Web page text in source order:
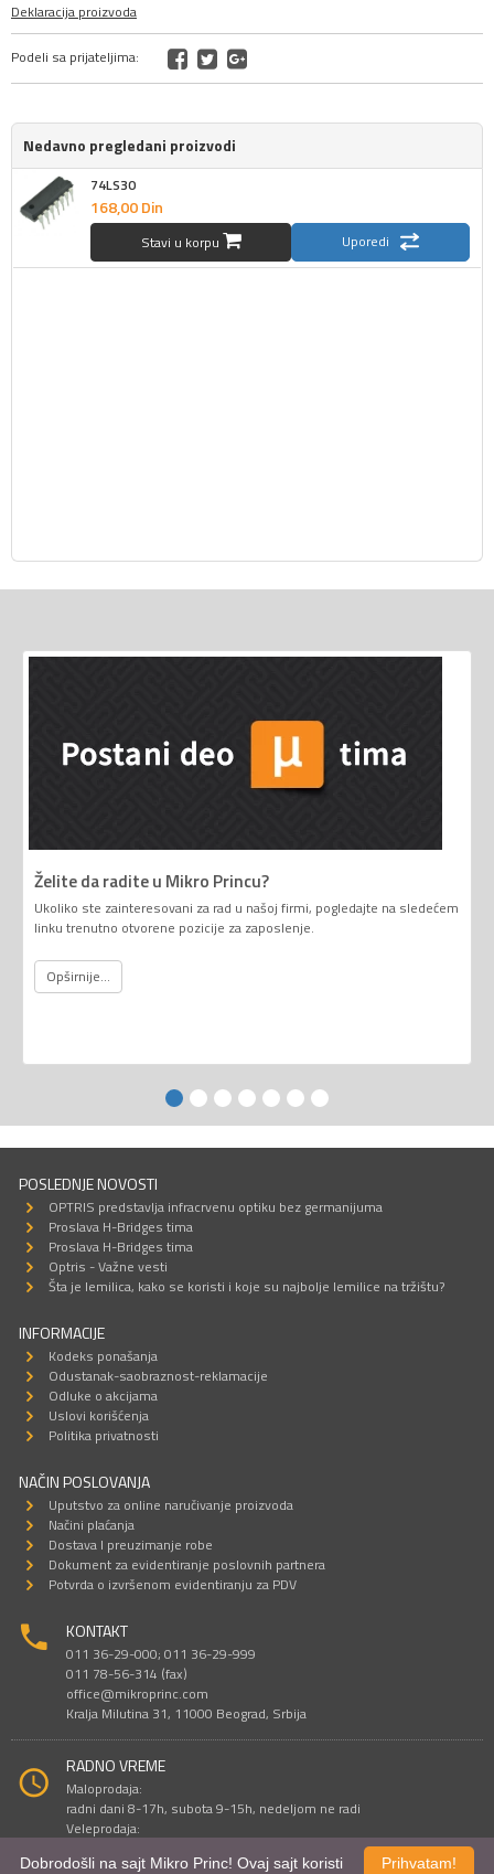
Deklaracija proizvoda
Podeli sa prijateljima:
Nedavno pregledani proizvodi
74LS30
168,00Din
Stavi u korpu Uporedi
Želite da radite u Mikro Princu?
Ukoliko ste zainteresovani za rad u našoj firmi, pogledajte na sledećem
linku trenutno otvorene pozicije za zaposlenje.
Opširnije...
POSLEDNJE NOVOSTI
OPTRIS predstavlja infracrvenu optiku bez germanijuma
Proslava H-Bridges tima
Proslava H-Bridges tima
Optris - Važne vesti
Šta je lemilica, kako se koristi i koje su najbolje lemilice na tržištu?
INFORMACIJE
Kodeks ponašanja
Odustanak-saobraznost-reklamacije
Odluke o akcijama
Uslovi korišćenja
Politika privatnosti
NAČIN POSLOVANJA
Uputstvo za online naručivanje proizvoda
Načini plaćanja
Dostava I preuzimanje robe
Dokument za evidentiranje poslovnih partnera
Potvrda o izvršenom evidentiranju za PDV
KONTAKT
011 36-29-000; 011 36-29-999
011 78-56-314 (fax)
office@mikroprinc.com
Kralja Milutina 31, 11000 Beograd, Srbija
RADNO VREME
Maloprodaja:
radni dani 8-17h, subota 9-15h, nedeljom ne radi
Veleprodaja:
Prihvatam!
Dobrodošli na sajt Mikro Princ! Ovaj sajt koristi